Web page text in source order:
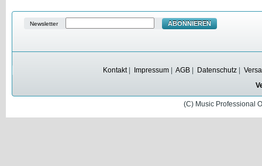
Newsletter ABONNIEREN
Kontakt| Impressum AGB Datenschutz
(C) Music Professional